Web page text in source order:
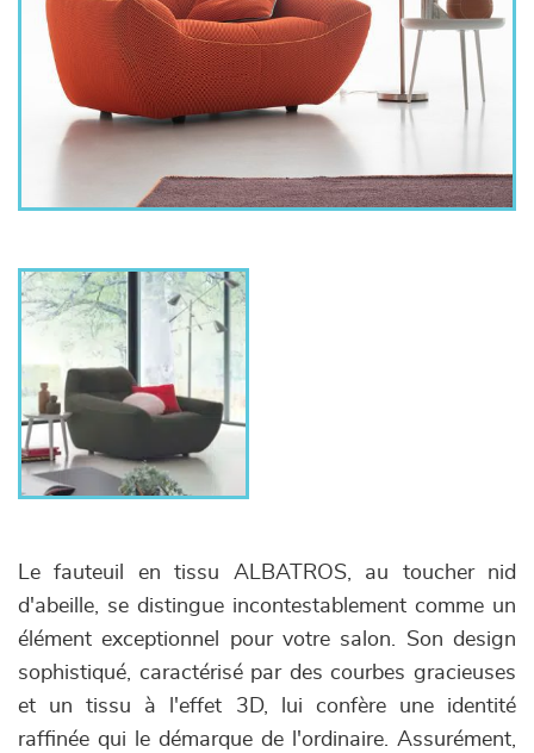
Le fauteuil en tissu ALBATROS, au toucher nid
d'abeille, se distingue incontestablement comme un
élément exceptionnel pour votre salon. Son design
sophistiqué, caractérisé par des courbes gracieuses
et un tissu à l'effet 3D, lui confère une identité
raffinée qui le démarque de l'ordinaire. Assurément,